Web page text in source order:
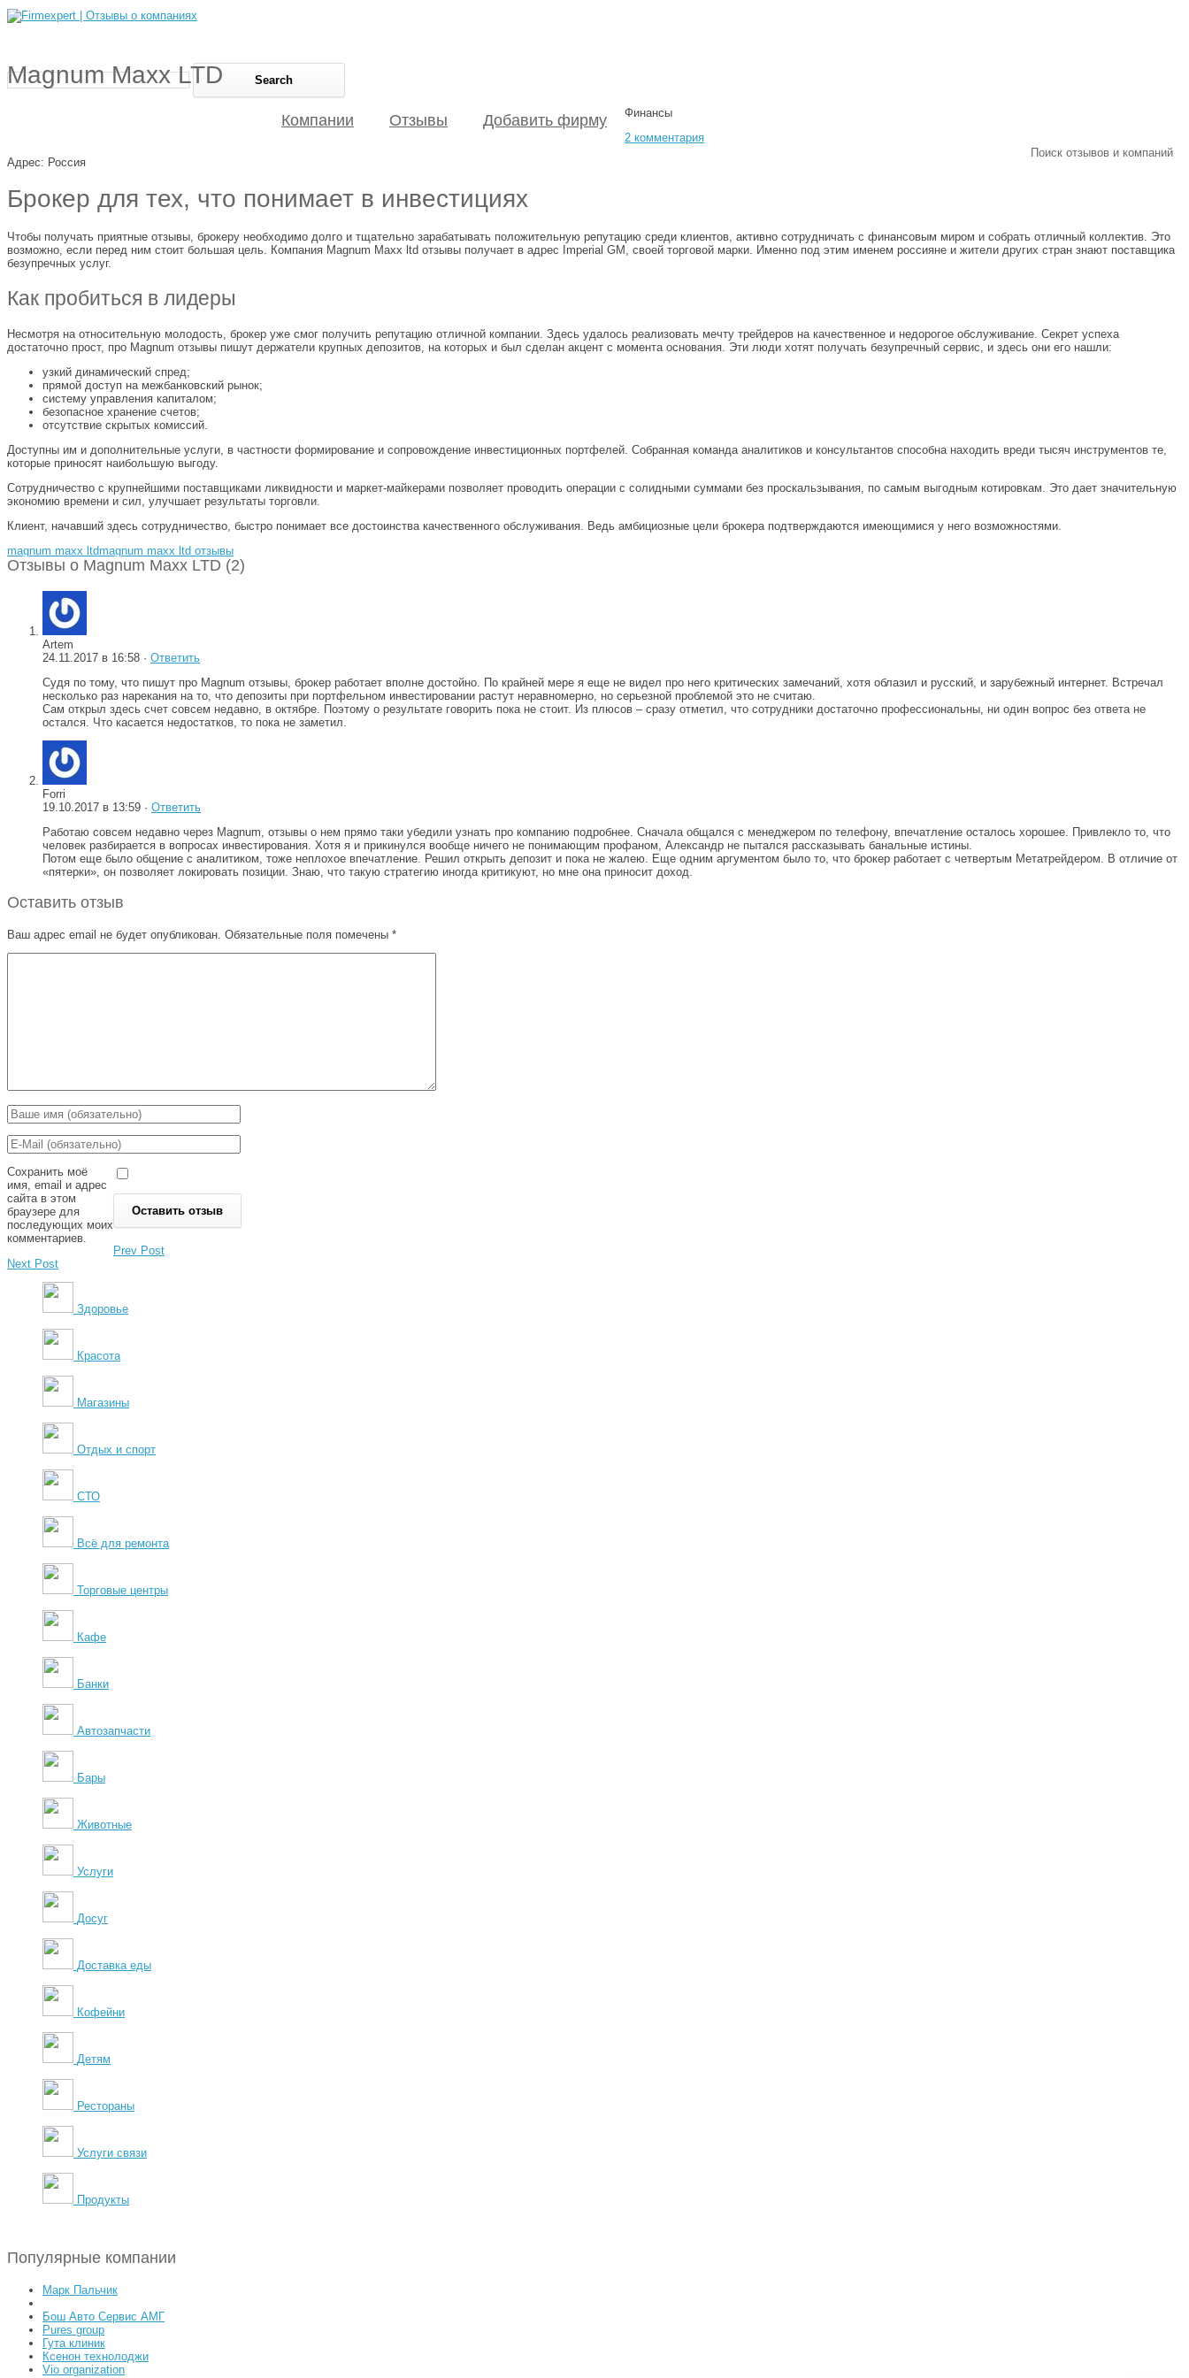
Поиск отзывов и компаний
Компании Отзывы Добавить фирму
Magnum Maxx LTD
Финансы
2 комментария
Адрес: Россия
Брокер для тех, что понимает в инвестициях
Чтобы получать приятные отзывы, брокеру необходимо долго и тщательно зарабатывать положительную репутацию среди клиентов, активно сотрудничать с финансовым миром и собрать отличный коллектив. Это
возможно, если перед ним стоит большая цель. Компания Magnum Maxx ltd отзывы получает в адрес Imperial GM, своей торговой марки. Именно под этим именем россияне и жители других стран знают поставщика
безупречных услуг.
Как пробиться в лидеры
Несмотря на относительную молодость, брокер уже смог получить репутацию отличной компании. Здесь удалось реализовать мечту трейдеров на качественное и недорогое обслуживание. Секрет успеха
достаточно прост, про Magnum отзывы пишут держатели крупных депозитов, на которых и был сделан акцент с момента основания. Эти люди хотят получать безупречный сервис, и здесь они его нашли:
узкий динамический спред;
прямой доступ на межбанковский рынок;
систему управления капиталом;
безопасное хранение счетов;
отсутствие скрытых комиссий.
Доступны им и дополнительные услуги, в частности формирование и сопровождение инвестиционных портфелей. Собранная команда аналитиков и консультантов способна находить вреди тысяч инструментов те,
которые приносят наибольшую выгоду.
Сотрудничество с крупнейшими поставщиками ликвидности и маркет-майкерами позволяет проводить операции с солидными суммами без проскальзывания, по самым выгодным котировкам. Это дает значительную
экономию времени и сил, улучшает результаты торговли.
Клиент, начавший здесь сотрудничество, быстро понимает все достоинства качественного обслуживания. Ведь амбициозные цели брокера подтверждаются имеющимися у него возможностями.
magnum maxx ltdmagnum maxx ltd отзывы
Отзывы о Magnum Maxx LTD (2)
Artem
24.11.2017 в 16:58 · Ответить
Судя по тому, что пишут про Magnum отзывы, брокер работает вполне достойно. По крайней мере я еще не видел про него критических замечаний, хотя облазил и русский, и зарубежный интернет. Встречал
несколько раз нарекания на то, что депозиты при портфельном инвестировании растут неравномерно, но серьезной проблемой это не считаю.
Сам открыл здесь счет совсем недавно, в октябре. Поэтому о результате говорить пока не стоит. Из плюсов – сразу отметил, что сотрудники достаточно профессиональны, ни один вопрос без ответа не
остался. Что касается недостатков, то пока не заметил.
Forri
19.10.2017 в 13:59 · Ответить
Работаю совсем недавно через Magnum, отзывы о нем прямо таки убедили узнать про компанию подробнее. Сначала общался с менеджером по телефону, впечатление осталось хорошее. Привлекло то, что
человек разбирается в вопросах инвестирования. Хотя я и прикинулся вообще ничего не понимающим профаном, Александр не пытался рассказывать банальные истины.
Потом еще было общение с аналитиком, тоже неплохое впечатление. Решил открыть депозит и пока не жалею. Еще одним аргументом было то, что брокер работает с четвертым Метатрейдером. В отличие от
«пятерки», он позволяет локировать позиции. Знаю, что такую стратегию иногда критикуют, но мне она приносит доход.
Оставить отзыв
Ваш адрес email не будет опубликован. Обязательные поля помечены *
Сохранить моё
имя, email и адрес
сайта в этом
браузере для
последующих моих
комментариев.
Prev Post
Next Post
Здоровье
Красота
Магазины
Отдых и спорт
СТО
Всё для ремонта
Торговые центры
Кафе
Банки
Автозапчасти
Бары
Животные
Услуги
Досуг
Доставка еды
Кофейни
Детям
Рестораны
Услуги связи
Продукты
Популярные компании
Марк Пальчик
Бош Авто Сервис АМГ
Pures group
Гута клиник
Ксенон технолоджи
Vio organization